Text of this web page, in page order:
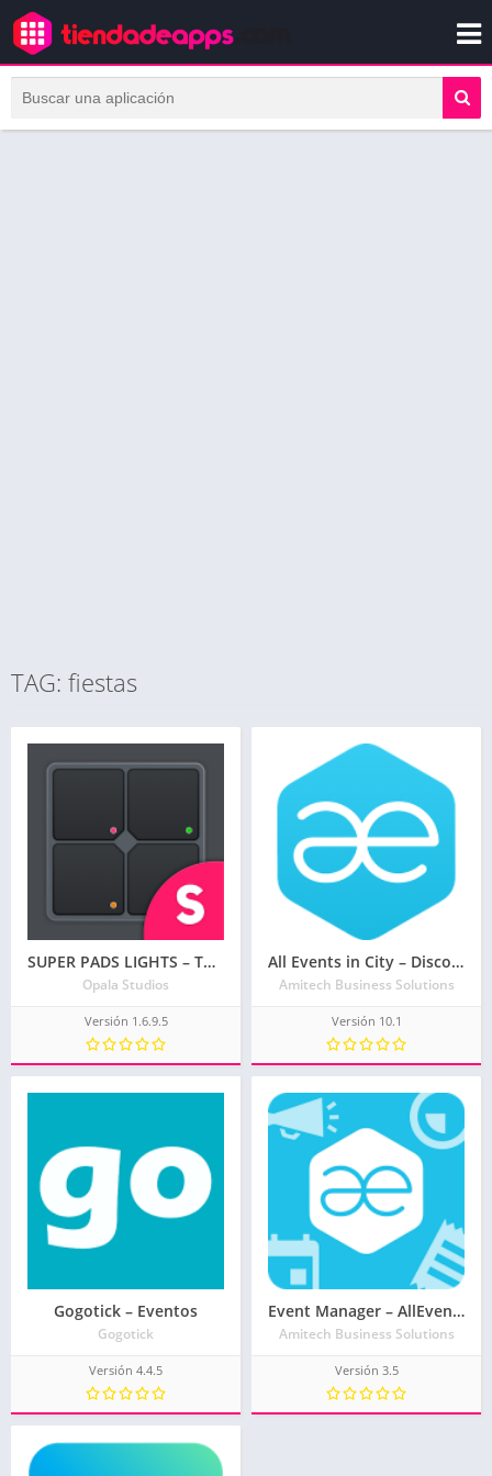
TAG: fiestas
SUPER PADS LIGHTS – Tu aplicación de DJ
Opala Studios
Versión 1.6.9.5
All Events in City – Discover Events On The GO
Amitech Business Solutions
Versión 10.1
Gogotick – Eventos
Gogotick
Versión 4.4.5
Event Manager – AllEvents.in
Amitech Business Solutions
Versión 3.5